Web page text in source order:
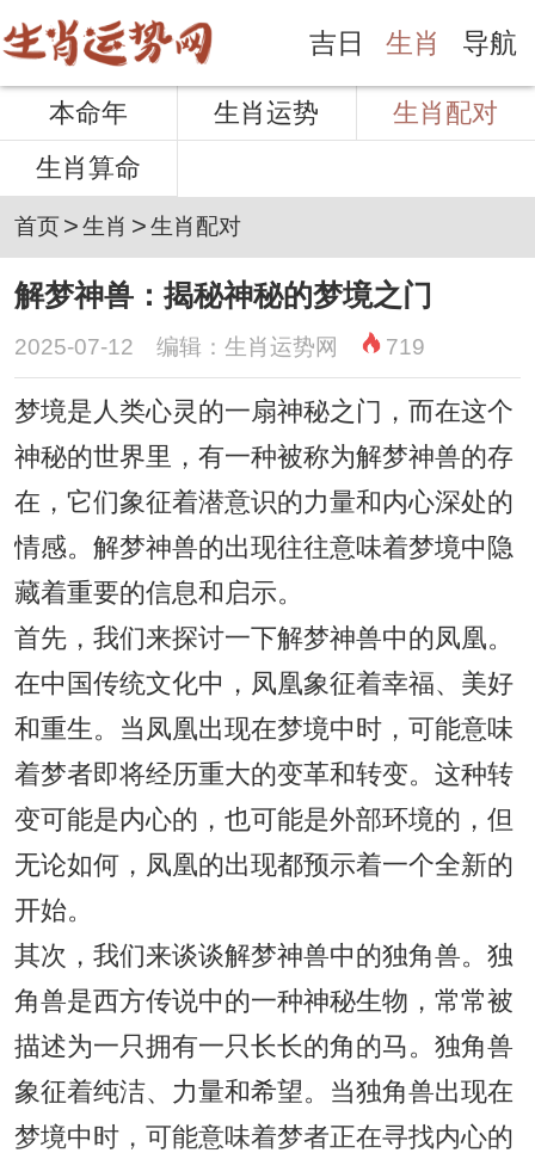
吉日 生肖 导航
本命年 生肖运势
生肖配对
生肖算命
首页>生肖 >生肖配对
解梦神兽：揭秘神秘的梦境之门
2025-07-12 编辑：生肖运势网 719
梦境是人类心灵的一扇神秘之门，而在这个
神秘的世界里，有一种被称为解梦神兽的存
在，它们象征着潜意识的力量和内心深处的
情感。解梦神兽的出现往往意味着梦境中隐
藏着重要的信息和启示。
首先，我们来探讨一下解梦神兽中的凤凰。
在中国传统文化中，凤凰象征着幸福、美好
和重生。当凤凰出现在梦境中时，可能意味
着梦者即将经历重大的变革和转变。这种转
变可能是内心的，也可能是外部环境的，但
无论如何，凤凰的出现都预示着一个全新的
开始。
其次，我们来谈谈解梦神兽中的独角兽。独
角兽是西方传说中的一种神秘生物，常常被
描述为一只拥有一只长长的角的马。独角兽
象征着纯洁、力量和希望。当独角兽出现在
梦境中时，可能意味着梦者正在寻找内心的